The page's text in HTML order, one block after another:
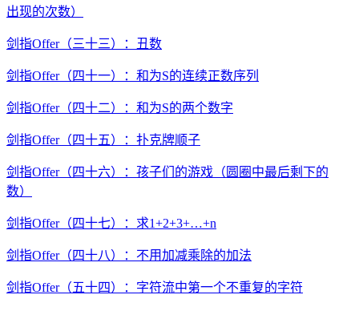
出现的次数）
剑指Offer（三十三）：丑数
剑指Offer（四十一）：和为S的连续正数序列
剑指Offer（四十二）：和为S的两个数字
剑指Offer（四十五）：扑克牌顺子
剑指Offer（四十六）：孩子们的游戏（圆圈中最后剩下的
数）
剑指Offer（四十七）：求1+2+3+…+n
剑指Offer（四十八）：不用加减乘除的加法
剑指Offer（五十四）：字符流中第一个不重复的字符